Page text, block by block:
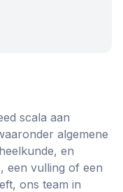
scala aan
algemene
en
een vulling of een
ons team in